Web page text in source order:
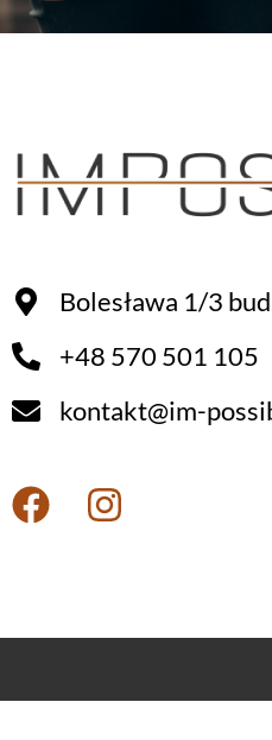
Bolesława 1/3
+48 570 501 105
kontakt@im-